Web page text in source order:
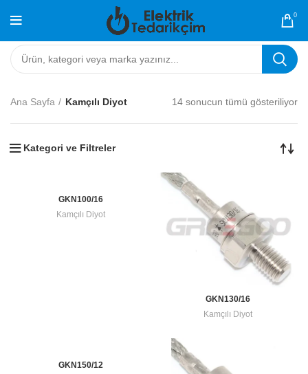
0
Ana Sayfa Kamçılı Diyot 14 sonucun tümü gösteriliyor
Kategori ve Filtreler
GKN100/16
Kamçılı Diyot
GKN130/16
Kamçılı Diyot
GKN150/12